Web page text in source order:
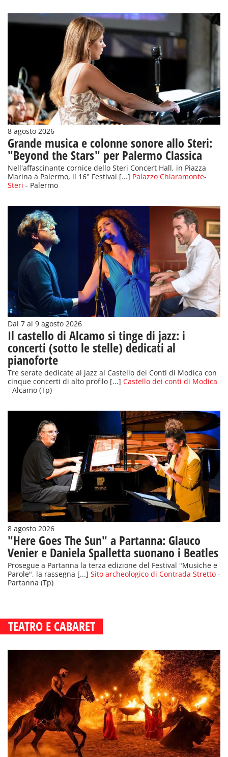
8 agosto 2026
Grande musica e colonne sonore allo Steri:
"Beyond the Stars" per Palermo Classica
Nell'affascinante cornice dello Steri Concert Hall, in Piazza
Marina a Palermo, il 16° Festival [...] Palazzo Chiaramonte-
Steri - Palermo
Dal 7 al 9 agosto 2026
Il castello di Alcamo si tinge di jazz: i
concerti (sotto le stelle) dedicati al
pianoforte
Tre serate dedicate al jazz al Castello dei Conti di Modica con
cinque concerti di alto profilo [...] Castello dei conti di Modica
- Alcamo (Tp)
8 agosto 2026
"Here Goes The Sun" a Partanna: Glauco
Venier e Daniela Spalletta suonano i Beatles
Prosegue a Partanna la terza edizione del Festival "Musiche e
Parole", la rassegna [...] Sito archeologico di Contrada Stretto -
Partanna (Tp)
TEATRO E CABARET